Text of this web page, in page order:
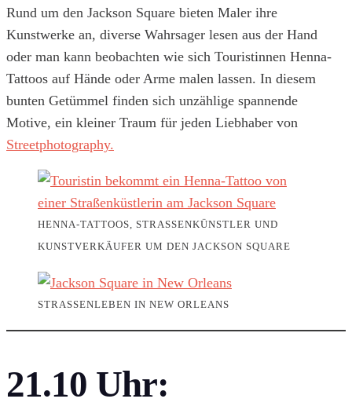
Rund um den Jackson Square bieten Maler ihre
Kunstwerke an, diverse Wahrsager lesen aus der Hand
oder man kann beobachten wie sich Touristinnen Henna-
Tattoos auf Hände oder Arme malen lassen. In diesem
bunten Getümmel finden sich unzählige spannende
Motive, ein kleiner Traum für jeden Liebhaber von
Streetphotography.
HENNA-TATTOOS, STRASSENKÜNSTLER UND K
UNSTVERKÄUFER UM DEN JACKSON SQUARE
STRASSENLEBEN IN NEW ORLEANS
21.10 Uhr: